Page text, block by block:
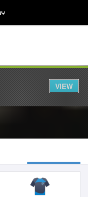
Share
VIEW